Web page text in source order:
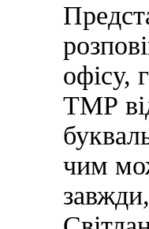
офісу,
ТМР
чим